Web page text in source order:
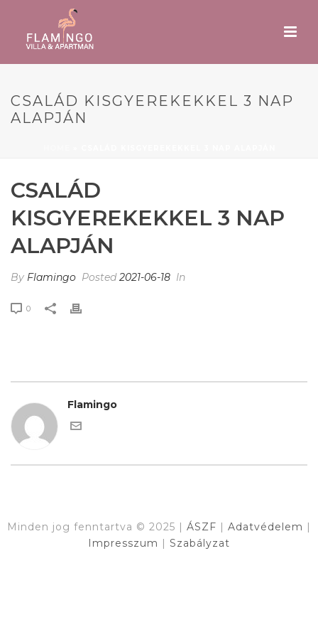
CSALÁD KISGYEREKEKKEL 3 NAP
ALAPJÁN
CSALÁD
KISGYEREKEKKEL 3 NAP
ALAPJÁN
By Flamingo Posted2021-06-18 In
0
Flamingo
Minden jog fenntartva © 2025 | ÁSZF | Adatvédelem |
Impresszum | Szabályzat